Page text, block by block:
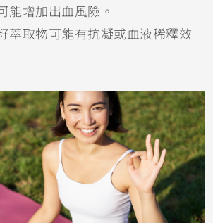
能增加出血風險。
萃取物可能有抗凝或血液稀釋效